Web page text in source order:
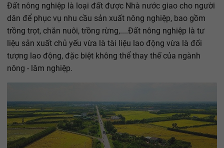
Đất nông nghiệp là loại đất được Nhà nước giao cho người
dân để phục vụ nhu cầu sản xuất nông nghiệp, bao gồm
trồng trọt, chăn nuôi, trồng rừng,....Đất nông nghiệp là tư
liệu sản xuất chủ yếu vừa là tài liệu lao động vừa là đối
tượng lao động, đặc biệt không thể thay thế của ngành
nông - lâm nghiệp.